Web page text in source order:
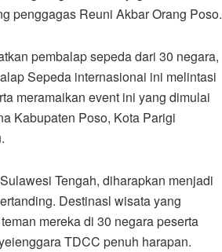
penggagas Reuni Akbar Orang Poso.
pembalap sepeda dari 30 negara,
Sepeda internasionai ini melintasi
meramaikan event ini yang dimulai
Kabupaten Poso, Kota Parigi
Tengah, diharapkan menjadi
Destinasl wisata yang
mereka di 30 negara peserta
TDCC penuh harapan.